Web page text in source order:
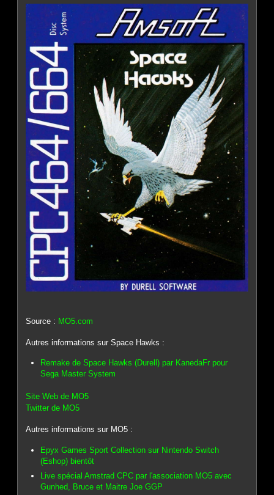
Source : MO5.com
Autres informations sur Space Hawks :
Remake de Space Hawks (Durell) par KanedaFr pour
Sega Master System
Site Web de MO5
Twitter de MO5
Autres informations sur MO5 :
Epyx Games Sport Collection sur Nintendo Switch
(Eshop) bientôt
Live spécial Amstrad CPC par l'association MO5 avec
Gunhed, Bruce et Maitre Joe GGP